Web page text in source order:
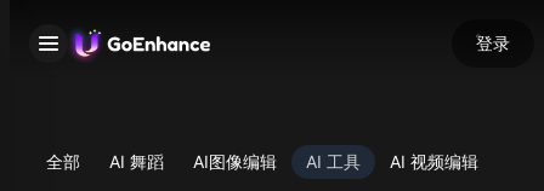
登录
全部 AI 舞蹈 AI图像编辑 AI 工具 AI 视频编辑